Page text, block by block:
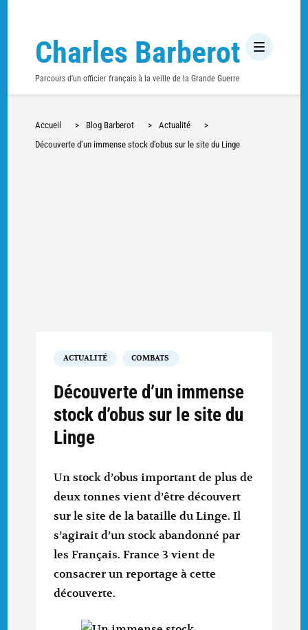
Charles Barberot
Parcours d'un officier français à la veille de la Grande Guerre
Accueil > Blog Barberot > Actualité
>
Découverte d’un immense stock d’obus sur le site du Linge
ACTUALITÉ COMBATS
Découverte d’un immense
stock d’obus sur le site du
Linge
Un stock d’obus important de plus de
deux tonnes vient d’être découvert
sur le site de la bataille du Linge. Il
s’agirait d’un stock abandonné par
les Français. France 3 vient de
consacrer un reportage à cette
découverte.